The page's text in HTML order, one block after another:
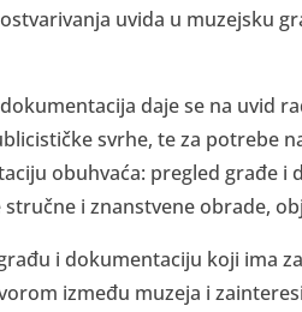
uvida u muzejsku
daje se na uvid
svrhe, te za potrebe
obuhvaća: pregled građe
i znanstvene obrade,
i dokumentaciju koji ima
između muzeja i